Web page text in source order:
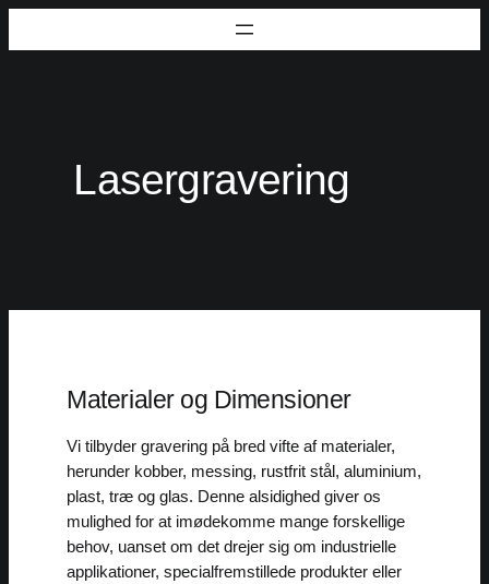
Lasergravering
Materialer og Dimensioner
Vi tilbyder gravering på bred vifte af materialer,
herunder kobber, messing, rustfrit stål, aluminium,
plast, træ og glas. Denne alsidighed giver os
mulighed for at imødekomme mange forskellige
behov, uanset om det drejer sig om industrielle
applikationer, specialfremstillede produkter eller